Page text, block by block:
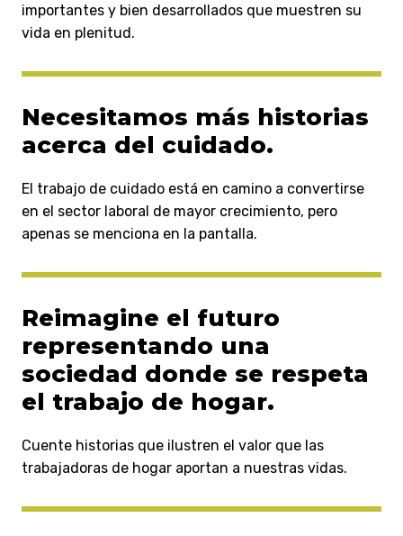
importantes y bien desarrollados que muestren su
vida en plenitud.
Necesitamos más historias
acerca del cuidado.
El trabajo de cuidado está en camino a convertirse
en el sector laboral de mayor crecimiento, pero
apenas se menciona en la pantalla.
Reimagine el futuro
representando una
sociedad donde se respeta
el trabajo de hogar.
Cuente historias que ilustren el valor que las
trabajadoras de hogar aportan a nuestras vidas.